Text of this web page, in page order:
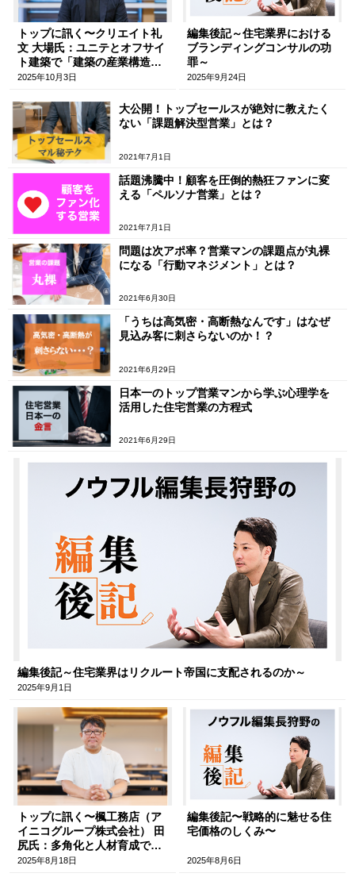
トップに訊く〜クリエイト礼
文 大場氏：ユニテとオフサイ
ト建築で「建築の産業構造転
換」に挑む〜
2025年10月3日
編集後記～住宅業界における
ブランディングコンサルの功
罪～
2025年9月24日
大公開！トップセールスが絶対に教えたく
ない「課題解決型営業」とは？
2021年7月1日
話題沸騰中！顧客を圧倒的熱狂ファンに変
える「ペルソナ営業」とは？
2021年7月1日
問題は次アポ率？営業マンの課題点が丸裸
になる「行動マネジメント」とは？
2021年6月30日
「うちは高気密・高断熱なんです」はなぜ
見込み客に刺さらないのか！？
2021年6月29日
日本一のトップ営業マンから学ぶ心理学を
活用した住宅営業の方程式
2021年6月29日
編集後記～住宅業界はリクルート帝国に支配されるのか～
2025年9月1日
トップに訊く〜楓工務店（ア
イニコグループ株式会社） 田
尻氏：多角化と人材育成で
「笑顔を創造する企業」へ進
2025年8月18日
編集後記〜戦略的に魅せる住
宅価格のしくみ〜
2025年8月6日